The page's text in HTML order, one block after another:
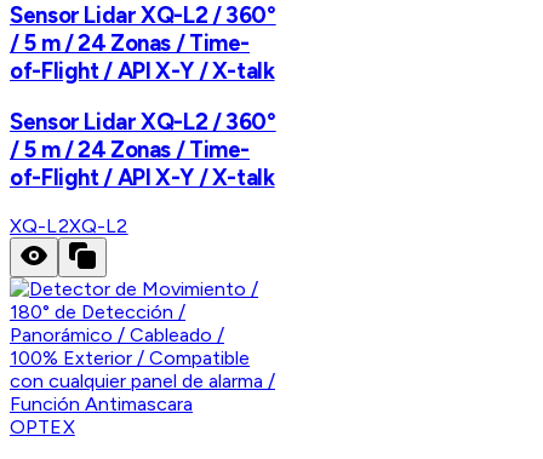
Sensor Lidar XQ-L2 / 360°
/ 5 m / 24 Zonas / Time-
of-Flight / API X-Y / X-talk
Sensor Lidar XQ-L2 / 360°
/ 5 m / 24 Zonas / Time-
of-Flight / API X-Y / X-talk
XQ-L2XQ-L2
OPTEX